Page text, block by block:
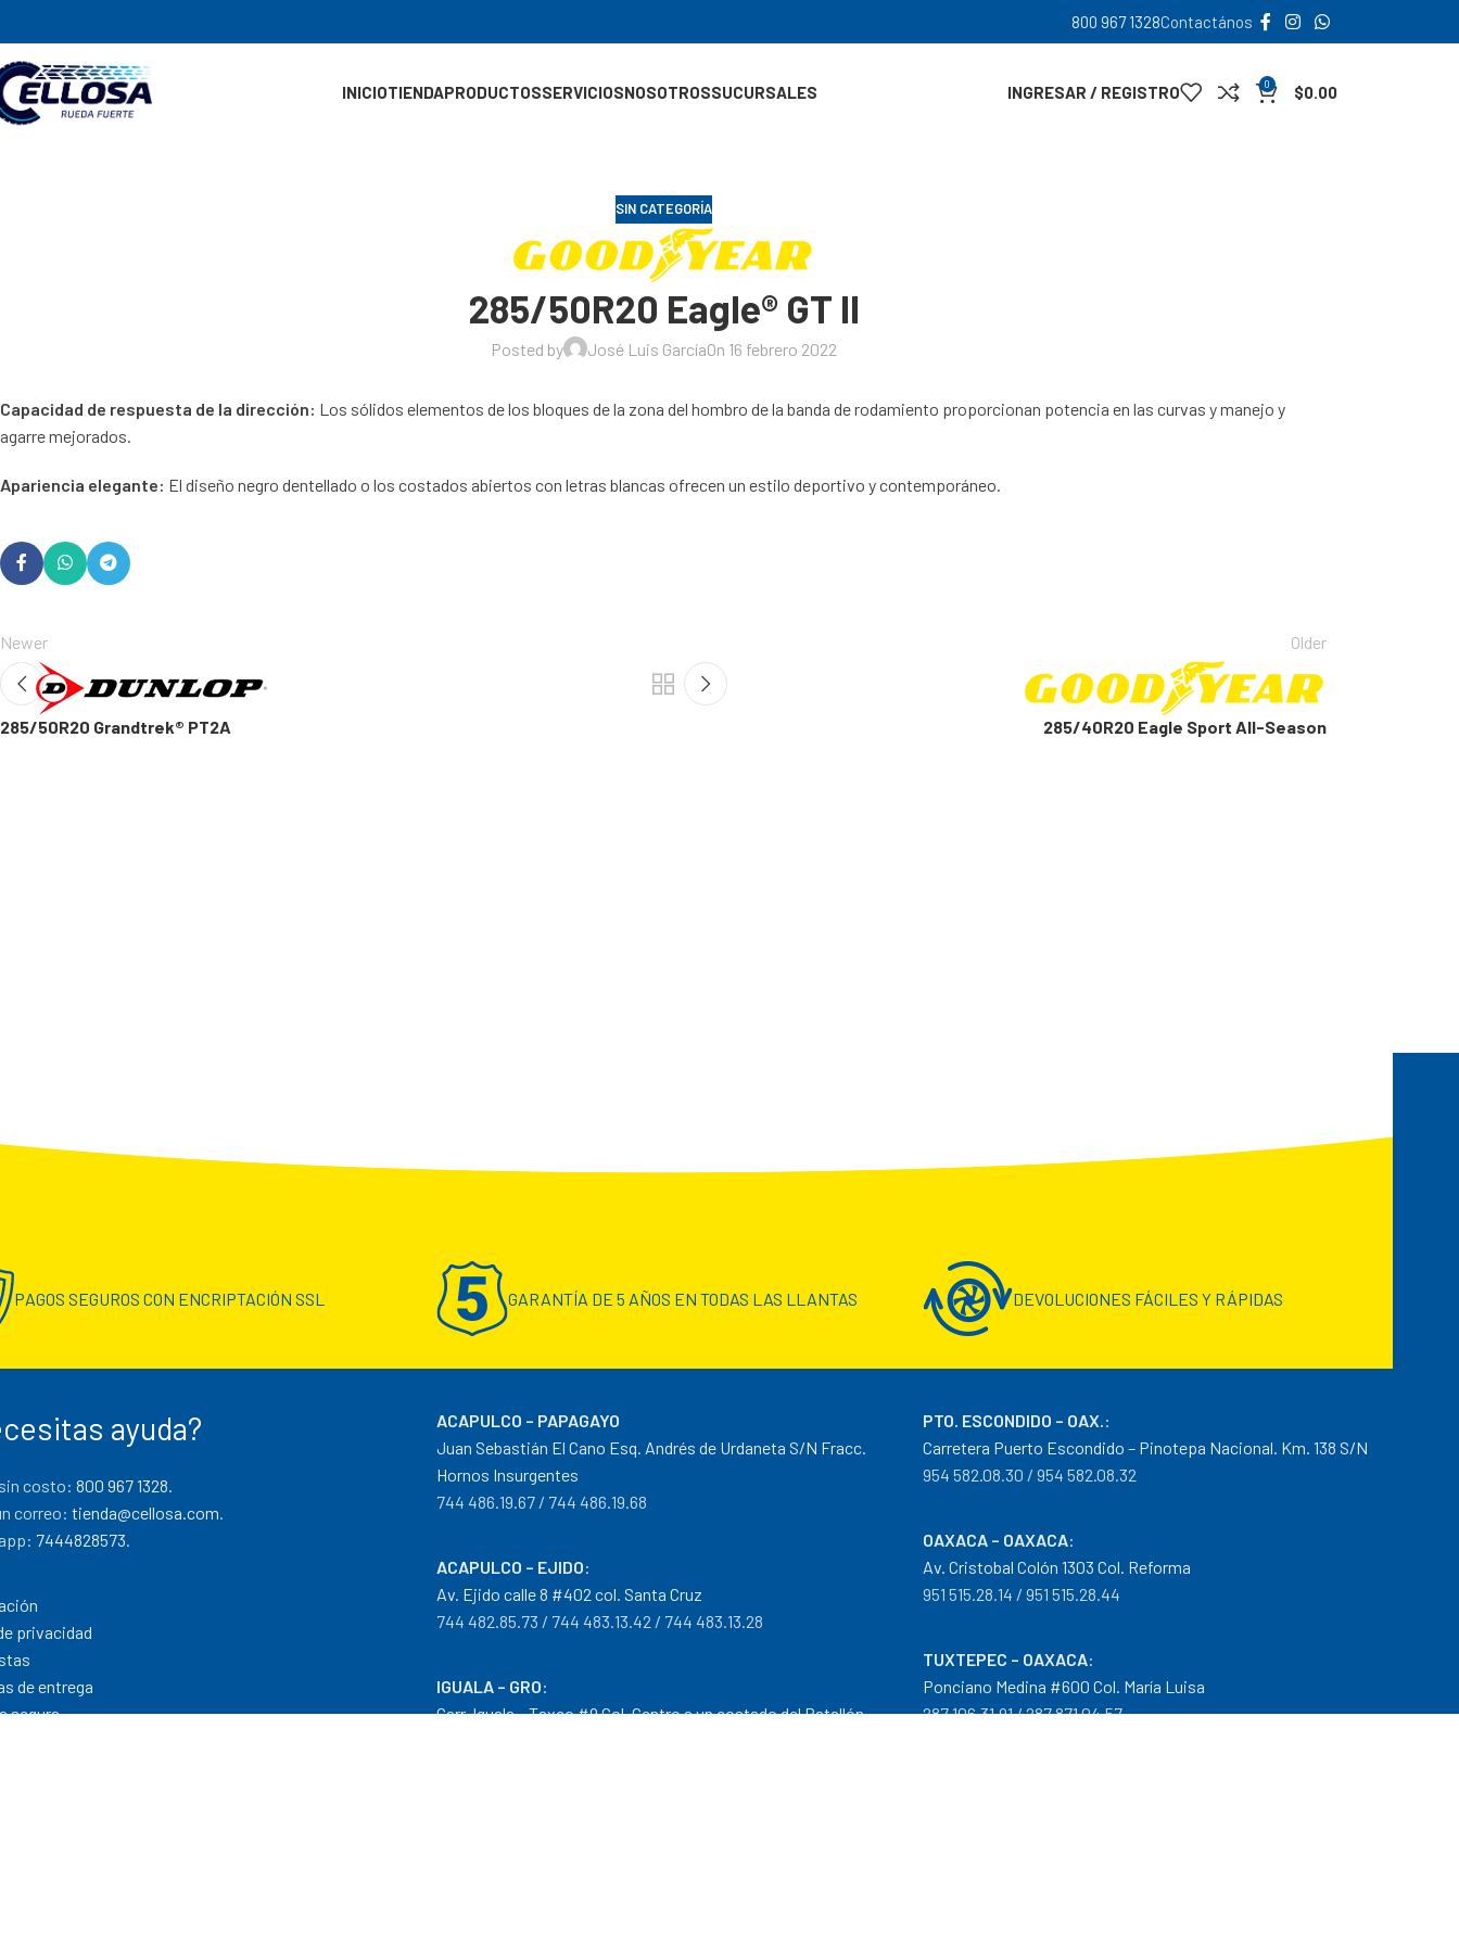
800 967 1328Contactános
INICIOTIENDAPRODUCTOSSERVICIOSNOSOTROSSUCURSALES INGRESAR / REGISTRO 0 $0.00
SIN CATEGORÍA
285/50R20 Eagle® GT II
Posted by José Luis GarcíaOn 16 febrero 2022
Capacidad de respuesta de la dirección: Los sólidos elementos de los bloques de la zona del hombro de la banda de rodamiento proporcionan potencia en las curvas y manejo y
agarre mejorados.
Apariencia elegante: El diseño negro dentellado o los costados abiertos con letras blancas ofrecen un estilo deportivo y contemporáneo.
Newer
285/50R20 Grandtrek® PT2A
Older
285/40R20 Eagle Sport All-Season
PAGOS SEGUROS CON ENCRIPTACIÓN SSL GARANTÍA DE 5 AÑOS EN TODAS LAS LLANTAS DEVOLUCIONES FÁCILES Y RÁPIDAS
ayuda?
costo:800 967 1328.
correo:tienda@cellosa.com
7444828573
privacidad
de entrega
segura
ACAPULCO – PAPAGAYO
Juan Sebastián El Cano Esq. Andrés de Urdaneta S/N Fracc.
Hornos Insurgentes
744 486.19.67 / 744 486.19.68
ACAPULCO – EJIDO:
Av. Ejido calle 8 #402 col. Santa Cruz
744 482.85.73 / 744 483.13.42 / 744 483.13.28
IGUALA – GRO:
Carr. Iguala – Taxco #9 Col. Centro a un costado del Batallón
PTO. ESCONDIDO – OAX. :
Carretera Puerto Escondido – Pinotepa Nacional. Km. 138 S/N
954 582.08.30 / 954 582.08.32
OAXACA – OAXACA:
Av. Cristobal Colón 1303 Col. Reforma
951 515.28.14 / 951 515.28.44
TUXTEPEC – OAXACA:
Ponciano Medina #600 Col. María Luisa
287 106.31.91 / 287 871.04.57